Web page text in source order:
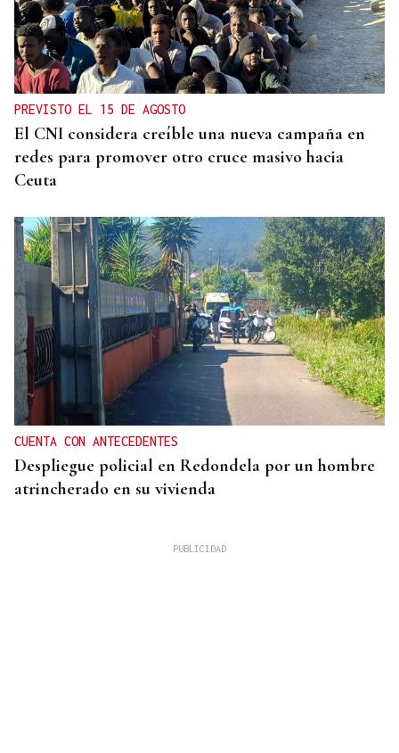
PREVISTO EL 15 DE AGOSTO
El CNI considera creíble una nueva campaña en
redes para promover otro cruce masivo hacia
Ceuta
CUENTA CON ANTECEDENTES
Despliegue policial en Redondela por un hombre
atrincherado en su vivienda